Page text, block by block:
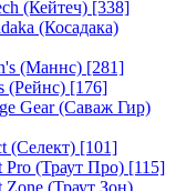
(Кейтеч) [338]
(Косадака)
(Маннс) [281]
(Рейнс) [176]
Gear (Саваж Гир)
(Селект) [101]
(Траут Про) [115]